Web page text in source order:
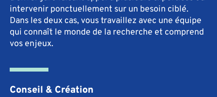
intervenir ponctuellement sur un besoin ciblé.
Dans les deux cas, vous travaillez avec une équipe
qui connaît le monde de la recherche et comprend
vos enjeux.
Conseil & Création